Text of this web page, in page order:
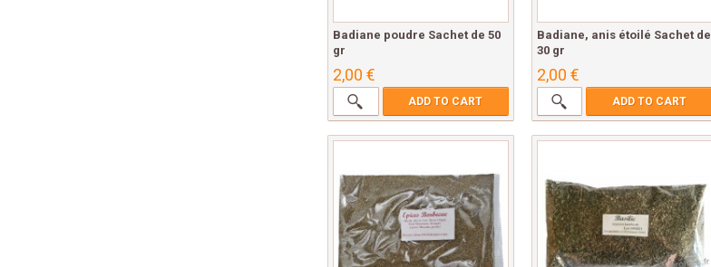
Badiane poudre Sachet de 50
gr
2,00 €
ADD TO CART
Badiane, anis étoilé Sachet de
30 gr
2,00 €
ADD TO CART